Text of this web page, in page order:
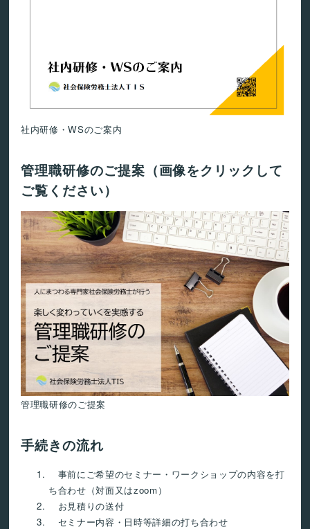
社内研修・WSのご案内
管理職研修のご提案（画像をクリックして
ご覧ください）
管理職研修のご提案
手続きの流れ
事前にご希望のセミナー・ワークショップの内容を打
ち合わせ（対面又はzoom）
お見積りの送付
セミナー内容・日時等詳細の打ち合わせ